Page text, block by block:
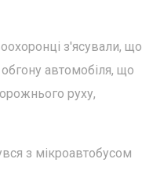
з'ясували, що
автомобіля, що
руху,
з мікроавтобусом